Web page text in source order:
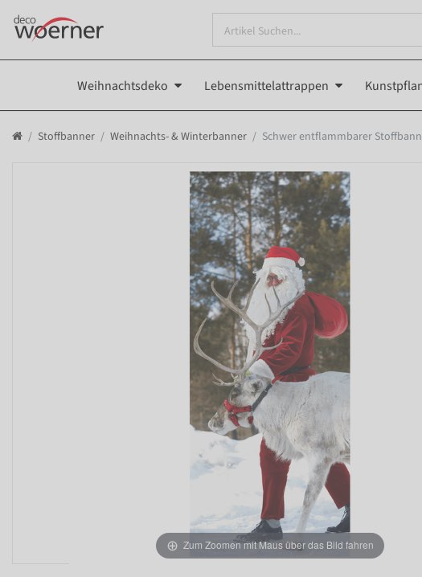
Weihnachtsdeko Lebensmittelattrappen
Stoffbanner Weihnachts- & Winterbanner Schwer entflammbarer
Zum Zoomen mit Maus über das Bild fahren